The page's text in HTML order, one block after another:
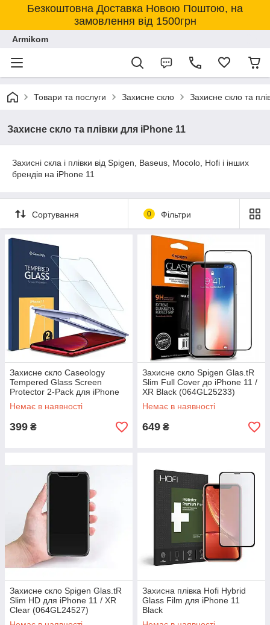
Безкоштовна Доставка Новою Поштою, на
замовлення від 1500грн
Armikom
Товари та послуги Захисне скло Захисне скло та
Захисне скло та плівки для iPhone 11
Захисні скла і плівки від Spigen, Baseus, Mocolo, Hofi і інших
брендів на iPhone 11
Сортування 0 Фільтри
Захисне скло Caseology
Tempered Glass Screen
Protector 2-Pack для iPhone
11 Clear (AGL00190)
Немає в наявності
399 ₴
Захисне скло Spigen Glas.tR
Slim Full Cover до iPhone 11 /
XR Black (064GL25233)
Немає в наявності
649 ₴
Захисне скло Spigen Glas.tR
Slim HD для iPhone 11 / XR
Clear (064GL24527)
Захисна плівка Hofi Hybrid
Glass Film для iPhone 11
Black